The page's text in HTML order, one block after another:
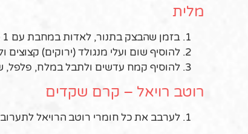
מלית
בזמן שהבצק בתנור, לאדות במחבת עם 1 כף שמן זית את החלק הלבן של המנגולד עם בצל קצוץ עד לריכוך ושקיפות.
להוסיף שום ועלי מנגולד (ירוקים)
להוסיף קמח עדשים ולתבל במלח, פלפל,
רוטב רויאל – קרם שקדים
לערבב את כל חומרי רוטב הרויאל